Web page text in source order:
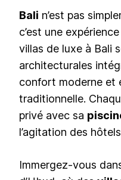
Bali n’est pas
c’est une
villas de luxe à Bali
architecturales
confort moderne et
traditionnelle.
privé avec sa
l’agitation des
Immergez-vous